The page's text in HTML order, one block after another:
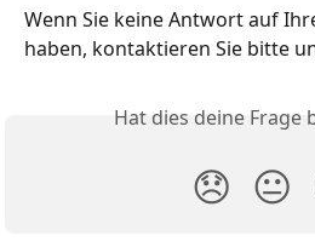
Wenn Sie keine Antwort auf
haben, kontaktieren Sie bitte
Hat dies deine Frage
😞 😐